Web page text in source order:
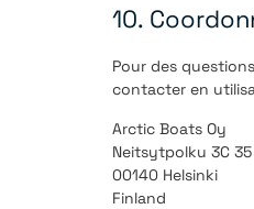
10.
Pour des
contacter en
Arctic Boats Oy
Neitsytpolku 3C 35
00140 Helsinki
Finland